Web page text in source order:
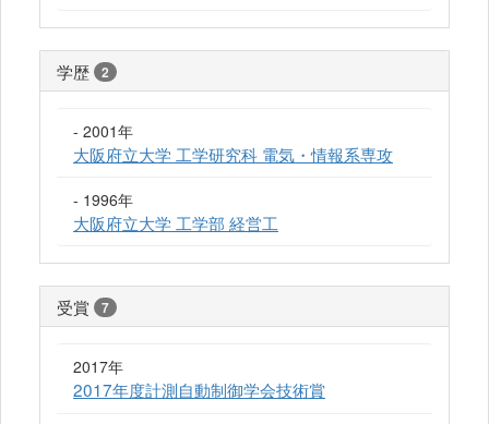
学歴 2
- 2001年
大阪府立大学 工学研究科 電気・情報系専攻
- 1996年
大阪府立大学 工学部 経営工
受賞 7
2017年
2017年度計測自動制御学会技術賞